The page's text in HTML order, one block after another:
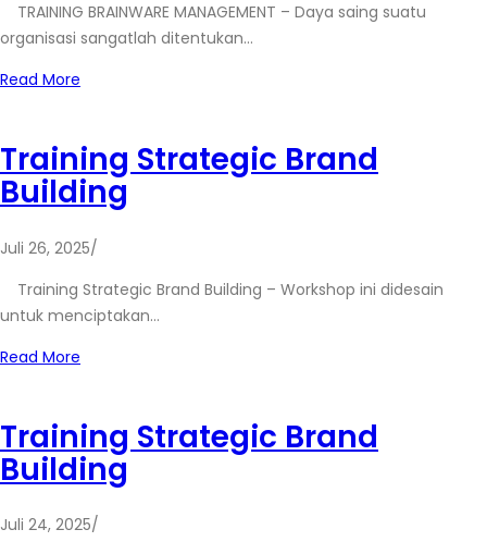
TRAINING BRAINWARE MANAGEMENT – Daya saing suatu
organisasi sangatlah ditentukan…
Read More
Training Strategic Brand
Building
Juli 26, 2025/
Training Strategic Brand Building – Workshop ini didesain
untuk menciptakan…
Read More
Training Strategic Brand
Building
Juli 24, 2025/